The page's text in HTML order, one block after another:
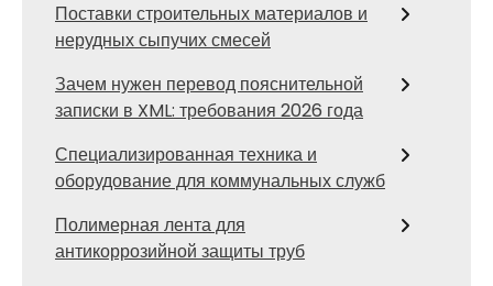
Поставки строительных материалов и
нерудных сыпучих смесей
Зачем нужен перевод пояснительной
записки в XML: требования 2026 года
Специализированная техника и
оборудование для коммунальных служб
Полимерная лента для
антикоррозийной защиты труб